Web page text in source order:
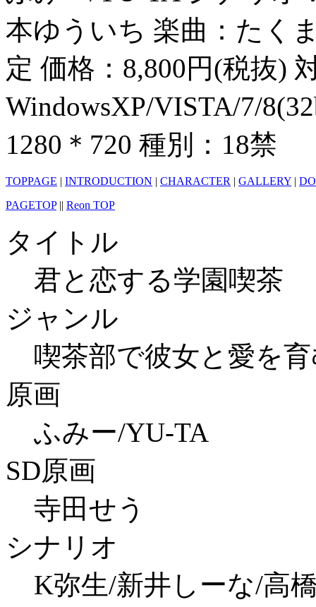
本ゆういち 楽曲：たく
定 価格：8,800円(税抜)
WindowsXP/VISTA/7/
1280＊720 種別：18禁
TOPPAGE | INTRODUCTION | CHARACTER | GALLERY |
PAGETOP|| Reon TOP
タイトル
君と恋する学園喫茶
ジャンル
喫茶部で彼女と愛を
原画
ふみー/YU-TA
SD原画
寺田せう
シナリオ
K弥生/新井しーな/高